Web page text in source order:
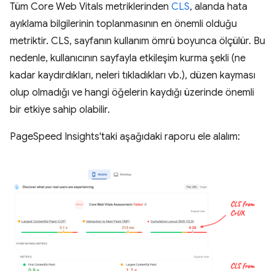
Tüm Core Web Vitals metriklerinden CLS, alanda hata
ayıklama bilgilerinin toplanmasının en önemli olduğu
metriktir. CLS, sayfanın kullanım ömrü boyunca ölçülür. Bu
nedenle, kullanıcının sayfayla etkileşim kurma şekli (ne
kadar kaydırdıkları, neleri tıkladıkları vb.), düzen kayması
olup olmadığı ve hangi öğelerin kaydığı üzerinde önemli
bir etkiye sahip olabilir.
PageSpeed Insights'taki aşağıdaki raporu ele alalım: